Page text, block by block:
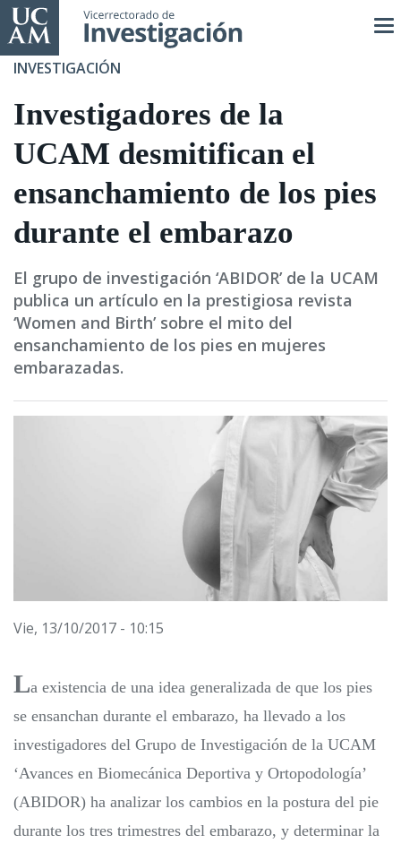
Pasar
al
contenido
INVESTIGACIÓN
Investigadores de la
UCAM desmitifican el
ensanchamiento de los pies
durante el embarazo
El grupo de investigación ‘ABIDOR’ de la UCAM
publica un artículo en la prestigiosa revista
‘Women and Birth’ sobre el mito del
ensanchamiento de los pies en mujeres
embarazadas.
Vie, 13/10/2017 - 10:15
La existencia de una idea generalizada de que los pies
se ensanchan durante el embarazo, ha llevado a los
investigadores del Grupo de Investigación de la UCAM
‘Avances en Biomecánica Deportiva y Ortopodología’
(ABIDOR) ha analizar los cambios en la postura del pie
durante los tres trimestres del embarazo, y determinar la